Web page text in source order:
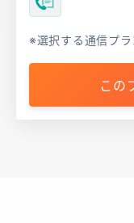
選択する通信プ
この